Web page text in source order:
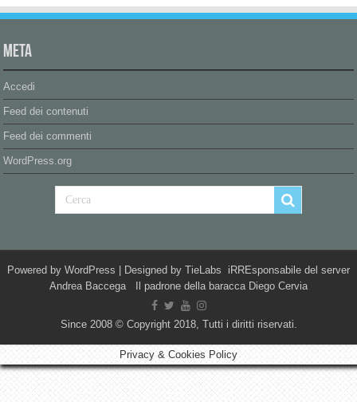
Meta
Accedi
Feed dei contenuti
Feed dei commenti
WordPress.org
Powered by WordPress | Designed by TieLabs iRREsponsabile del server
Andrea Baccega Il padrone della baracca Diego Cervia
Since 2008 © Copyright 2018, Tutti i diritti riservati.
Privacy & Cookies Policy